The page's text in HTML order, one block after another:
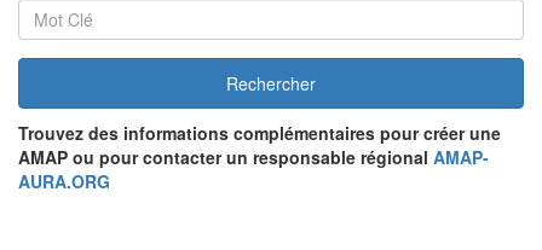
Rechercher
Trouvez des informations complémentaires pour créer une
AMAP ou pour contacter un responsable régional AMAP-
AURA.ORG